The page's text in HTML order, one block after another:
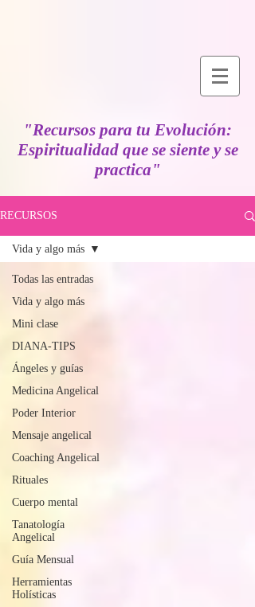
"Recursos para tu Evolución:
Espiritualidad que se siente y se
practica"
RECURSOS
Todas las entradas
Vida y algo más
Mini clase
DIANA-TIPS
Ángeles y guías
Medicina Angelical
Poder Interior
Mensaje angelical
Coaching Angelical
Rituales
Cuerpo mental
Tanatología
Angelical
Guía Mensual
Herramientas
Holísticas
Vida y algo más